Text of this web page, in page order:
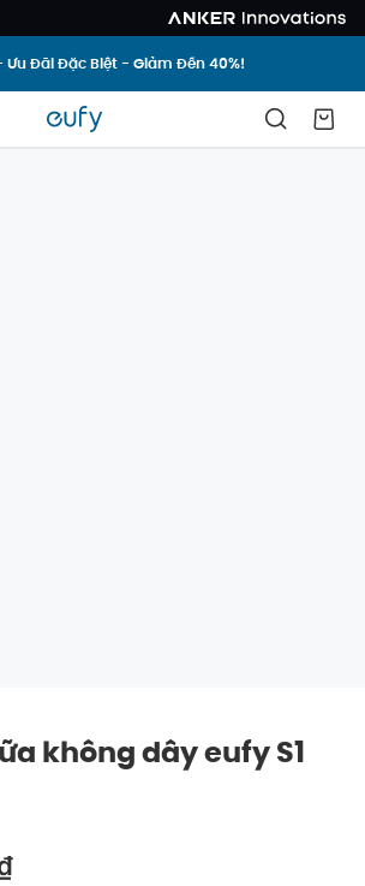
Ưu Đãi Đặc Biệt - Giảm Đến 40%!
không dây eufy S1